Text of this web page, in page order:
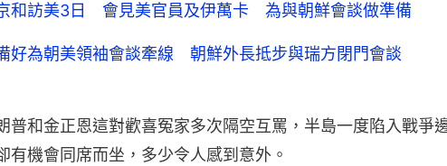
和訪美3日 會見美官員及伊萬卡 為與朝鮮會談做準備
好為朝美領袖會談牽線 朝鮮外長抵步與瑞方閉門會談
普和金正恩這對歡喜冤家多次隔空互罵，半島一度陷入戰爭
有機會同席而坐，多少令人感到意外。